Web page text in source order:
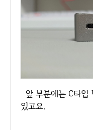
앞 부분에는 C타입 단자와 열기가 빠져나가는 구멍이
있고요.